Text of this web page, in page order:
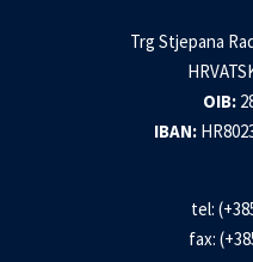
Trg Stjepana
OIB:
IBAN:
tel:
fax: